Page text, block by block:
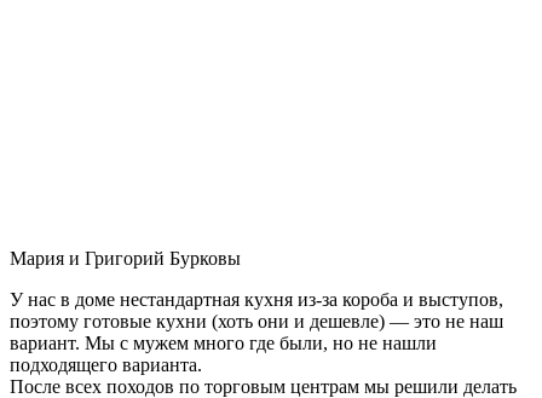
Мария и Григорий Бурковы
У нас в доме нестандартная кухня из-за короба и выступов,
поэтому готовые кухни (хоть они и дешевле) — это не наш
вариант. Мы с мужем много где были, но не нашли
подходящего варианта.
После всех походов по торговым центрам мы решили делать